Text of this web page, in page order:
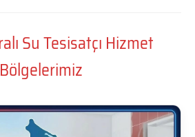
Su Tesisatçı Hizmet
Bölgelerimiz